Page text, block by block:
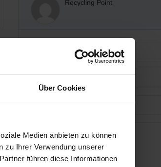
Über Cookies
Medien anbieten zu können
zu Ihrer Verwendung unserer
führen diese Informationen
Recycling Point